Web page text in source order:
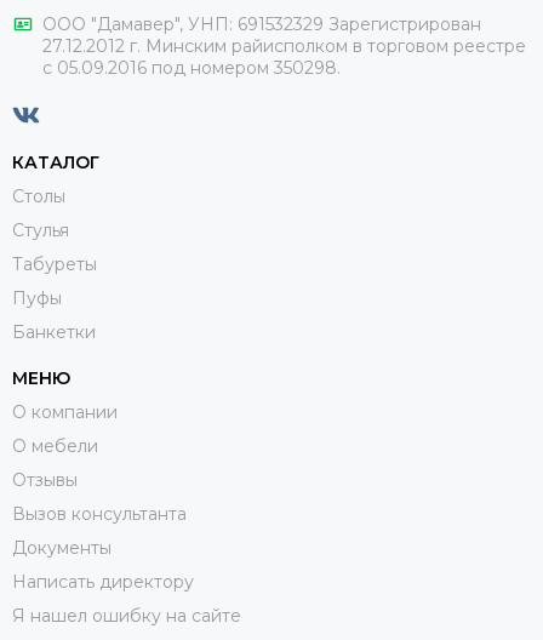
ООО "Дамавер", УНП: 691532329 Зарегистрирован
27.12.2012 г. Минским райисполком в торговом реестре
с 05.09.2016 под номером 350298.
КАТАЛОГ
Столы
Стулья
Табуреты
Пуфы
Банкетки
МЕНЮ
О компании
О мебели
Отзывы
Вызов консультанта
Документы
Написать директору
Я нашел ошибку на сайте